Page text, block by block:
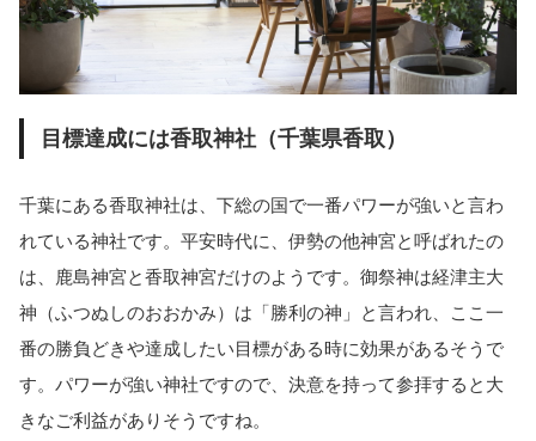
目標達成には香取神社（千葉県香取）
千葉にある香取神社は、下総の国で一番パワーが強いと言わ
れている神社です。平安時代に、伊勢の他神宮と呼ばれたの
は、鹿島神宮と香取神宮だけのようです。御祭神は経津主大
神（ふつぬしのおおかみ）は「勝利の神」と言われ、ここ一
番の勝負どきや達成したい目標がある時に効果があるそうで
す。パワーが強い神社ですので、決意を持って参拝すると大
きなご利益がありそうですね。